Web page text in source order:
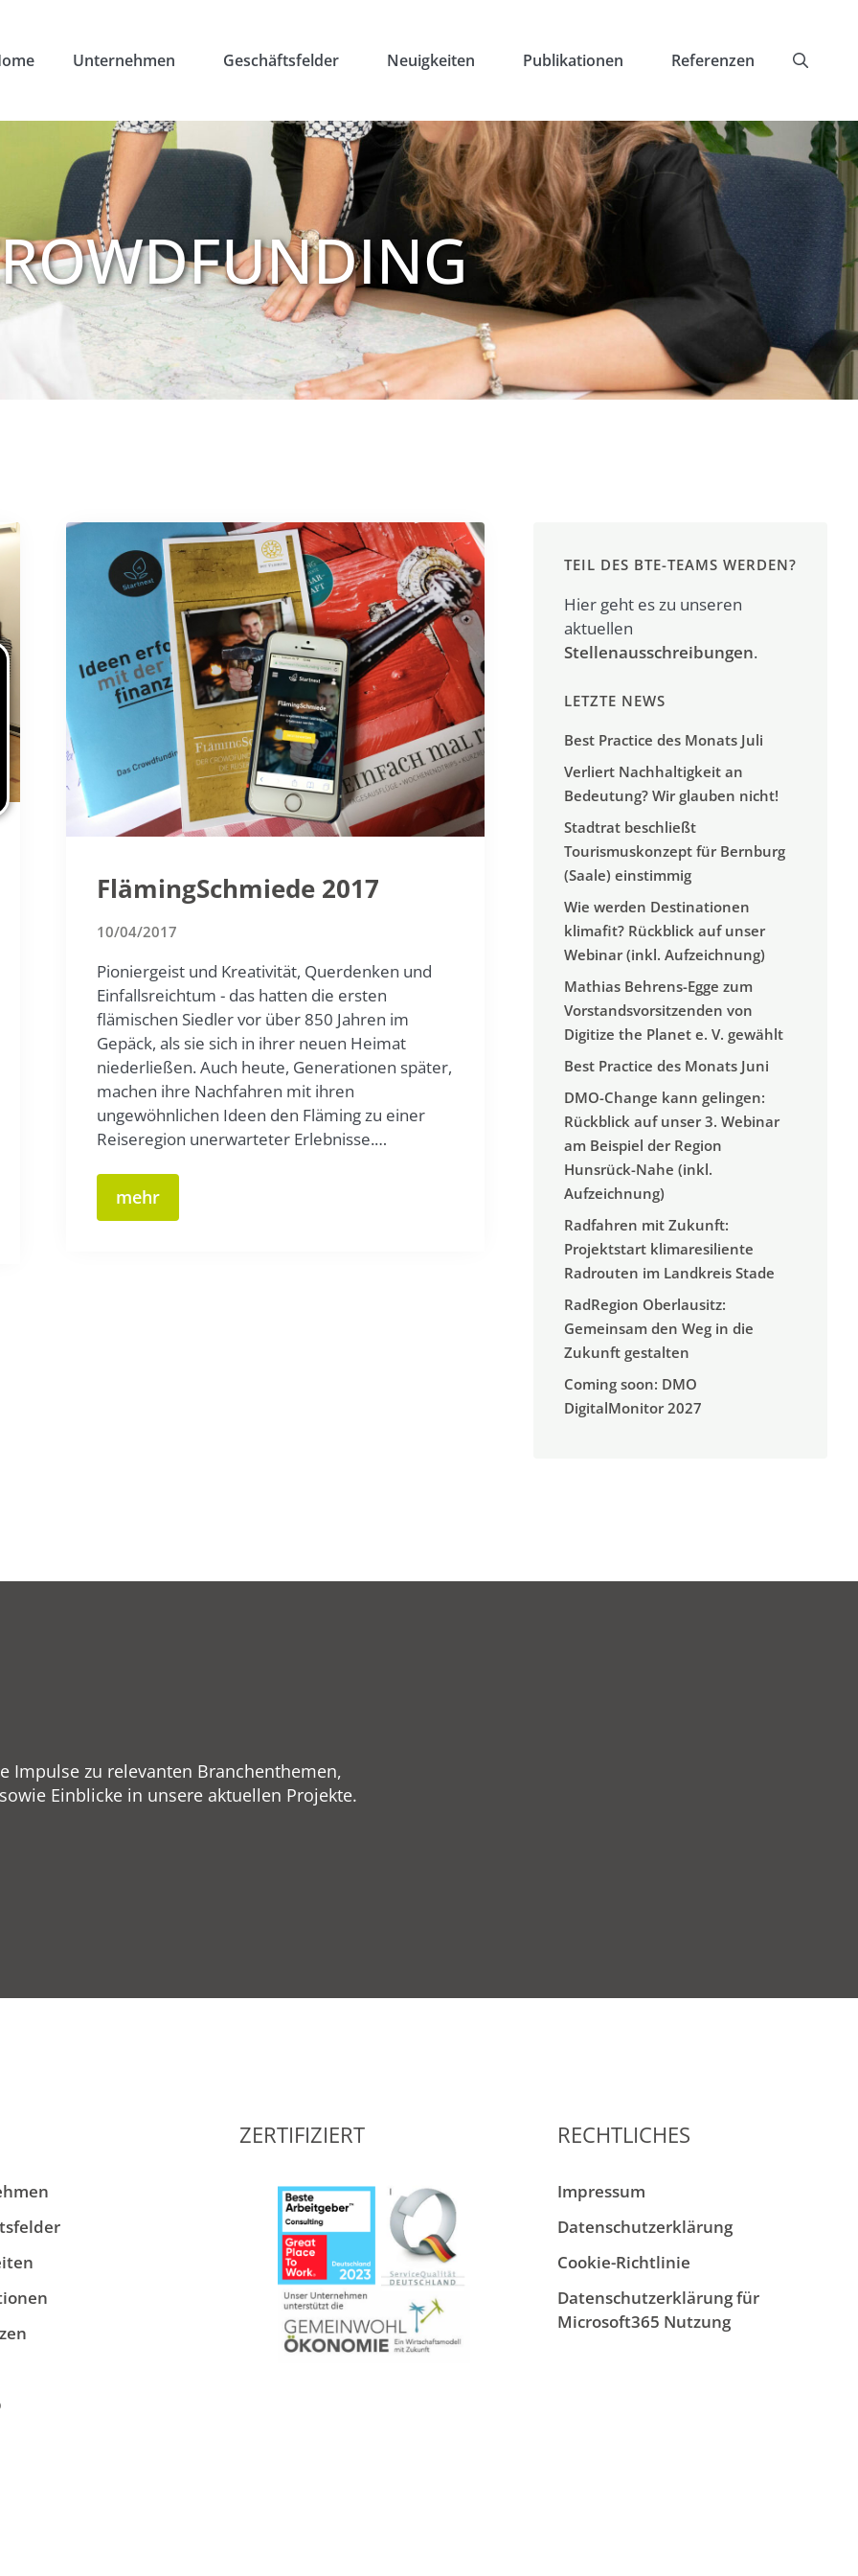
Unternehmen Geschäftsfelder Neuigkeiten Publikationen Referenzen
FlämingSchmiede 2017
10/04/2017
Pioniergeist und Kreativität, Querdenken und
Einfallsreichtum - das hatten die ersten
flämischen Siedler vor über 850 Jahren im
Gepäck, als sie sich in ihrer neuen Heimat
niederließen. Auch heute, Generationen später,
machen ihre Nachfahren mit ihren
ungewöhnlichen Ideen den Fläming zu einer
Reiseregion unerwarteter Erlebnisse.…
mehr
TEIL DES BTE-TEAMS WERDEN?
Hier geht es zu unseren
aktuellen
Stellenausschreibungen.
LETZTE NEWS
Best Practice des Monats Juli
Verliert Nachhaltigkeit an
Bedeutung? Wir glauben nicht!
Stadtrat beschließt
Tourismuskonzept für Bernburg
(Saale) einstimmig
Wie werden Destinationen
klimafit? Rückblick auf unser
Webinar (inkl. Aufzeichnung)
Mathias Behrens-Egge zum
Vorstandsvorsitzenden von
Digitize the Planet e. V. gewählt
Best Practice des Monats Juni
DMO-Change kann gelingen:
Rückblick auf unser 3. Webinar
am Beispiel der Region
Hunsrück-Nahe (inkl.
Aufzeichnung)
Radfahren mit Zukunft:
Projektstart klimaresiliente
Radrouten im Landkreis Stade
RadRegion Oberlausitz:
Gemeinsam den Weg in die
Zukunft gestalten
Coming soon: DMO
DigitalMonitor 2027
Impulse zu relevanten Branchenthemen,
Einblicke in unsere aktuellen Projekte.
ZERTIFIZIERT RECHTLICHES
Impressum
Datenschutzerklärung
Cookie-Richtlinie
Datenschutzerklärung für
Microsoft365 Nutzung